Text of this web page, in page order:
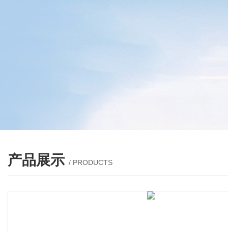
产品展示 / PRODUCTS